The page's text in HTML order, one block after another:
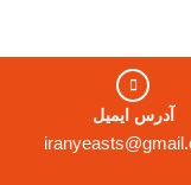
آدرس ایمیل